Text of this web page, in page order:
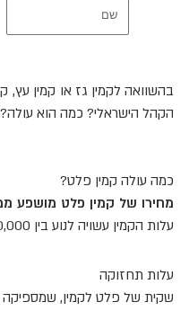
בהשוואה לקמין גז או קמין עץ,
הקהל הישראלי? כמה הוא
כמה עולה קמין פלט?
מחירו של קמין פלט מושפע
עלות הקמין עשויה לנוע בין 10,000 ל- 15,000 ₪.
עלות תחזוקה
שקית של פלט לקמין, שמספיקה ל- 10 עד 20 שעות בעירה